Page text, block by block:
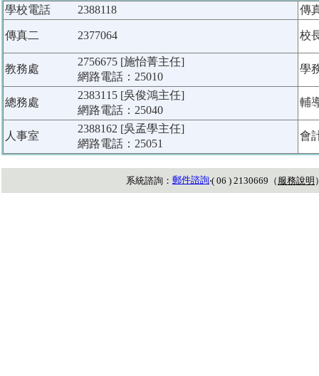
學校電話
2388118 傳
傳真二 2377064 校
教務處
2756675 [施怡菁主任]
網路電話：25010
學
總務處
2383115 [吳俊鴻主任]
網路電話：25040
輔
人事室
2388162 [吳孟學主任]
網路電話：25051
會
系統諮詢： 郵件諮詢‧( 06 ) 2130669（ 服務說明